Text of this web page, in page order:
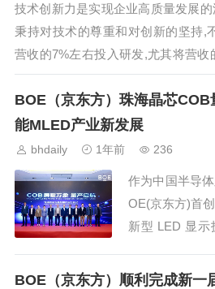
技术创新力是实现企业高质量发展
秉持对技术的尊重和对创新的坚持,
营收的7%左右投入研发,尤其将营收
术研究,推出的产品全球首...
BOE（京东方）珠海晶芯
能MLED产业新发展
bhdaily 1年前 236
作为中国半导
OE(京东方)首
新型 LED 显示
及解决方案。
BOE（京东方）顺利完成新一